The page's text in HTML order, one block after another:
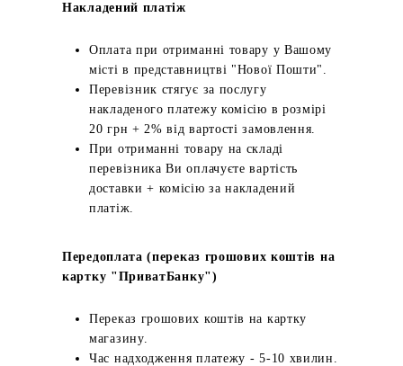
Накладений платіж
Оплата при отриманні товару у Вашому
місті в представництві "Нової Пошти".
Перевізник стягує за послугу
накладеного платежу комісію в розмірі
20 грн + 2% від вартості замовлення.
При отриманні товару на складі
перевізника Ви оплачуєте вартість
доставки + комісію за накладений
платіж.
Передоплата (переказ грошових коштів на
картку "ПриватБанку")
Переказ грошових коштів на картку
магазину.
Час надходження платежу - 5-10 хвилин.